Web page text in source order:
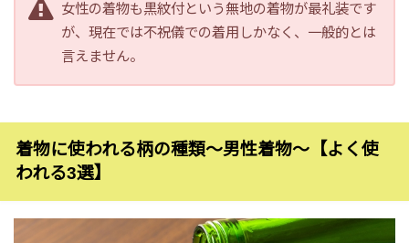
女性の着物も黒紋付という無地の着物が最礼装です
が、現在では不祝儀での着用しかなく、一般的とは
言えません。
着物に使われる柄の種類〜男性着物〜【よく使
われる3選】